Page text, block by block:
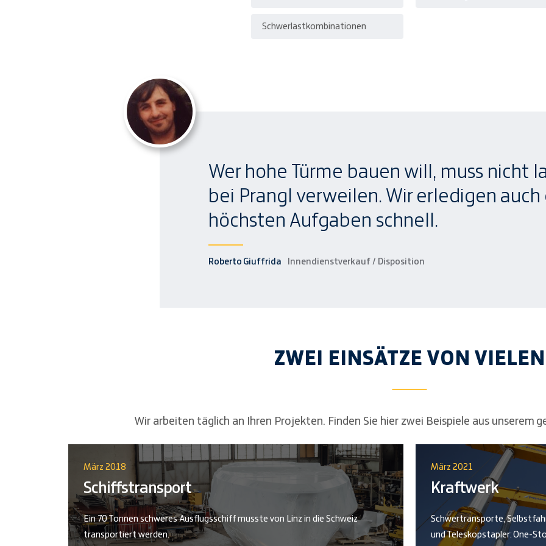
Schwerlast­kombinationen
Wer hohe Türme bauen will, muss nicht
bei Prangl verweilen. Wir erledigen auch
höchsten Aufgaben schnell.
Roberto Giuffrida Innendienstverkauf / Disposition
ZWEI EINSÄTZE VON VIELEN
Wir arbeiten täglich an Ihren Projekten. Finden Sie hier zwei Beispiele aus unserem
März 2018
Schiffstransport
Ein 70 Tonnen schweres Ausflugsschiff musste von Linz in die Schweiz
transportiert werden.
März 2021
Kraftwerk
Schwertransporte,
und Teleskopstapler: One-